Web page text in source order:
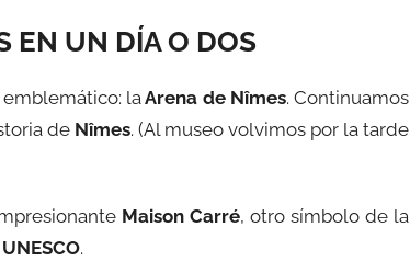
EN UN DÍA O DOS
laArena de Nîmes. Continuamos
de Nîmes. (Al museo volvimos por la tarde
Maison Carré, otro símbolo de la
.